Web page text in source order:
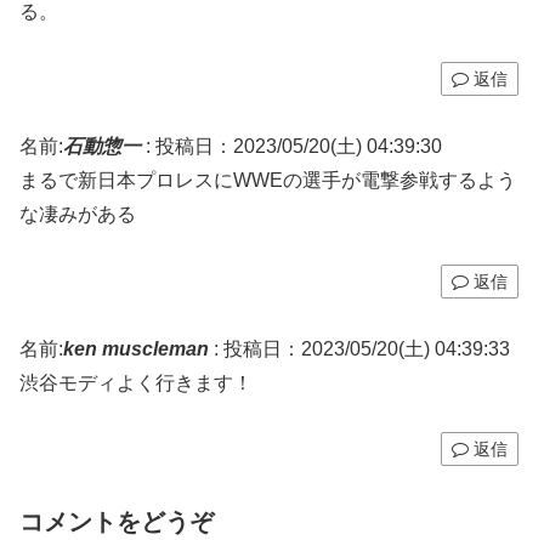
る。
返信
名前:石動惣一: 投稿日：2023/05/20(土) 04:39:30
まるで新日本プロレスにWWEの選手が電撃参戦するよう
な凄みがある
返信
名前:ken muscleman : 投稿日：2023/05/20(土) 04:39:33
渋谷モディよく行きます！
返信
コメントをどうぞ